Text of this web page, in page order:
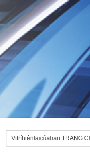
Vịtríhiệntạicủabạn:TRANG